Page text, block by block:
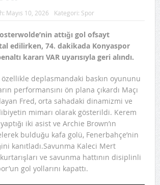
Mayıs 10, 2026 Kategori: Spor
attığı gol ofsayt
edilirken, 74. dakikada Konyaspor
kararı VAR uyarısıyla geri alındı.
özellikle deplasmandaki baskın oyununu
performansını ön plana çıkardı Maçı
Fred, orta sahadaki dinamizmi ve
mimarı olarak gösterildi. Kerem
iki asist ve Archie Brown’ın
bulduğu kafa golü, Fenerbahçe’nin
kanıtladı.Savunma Kaleci Mert
ve savunma hattının disiplinli
gol yollarını kapattı.